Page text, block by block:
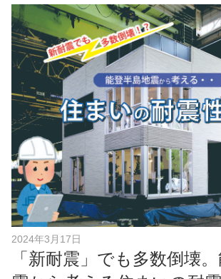
暮
ら
し
に
役
情
を
届
け
し
ま
す
！
2024年3月17日
「新耐震」でも多数倒壊